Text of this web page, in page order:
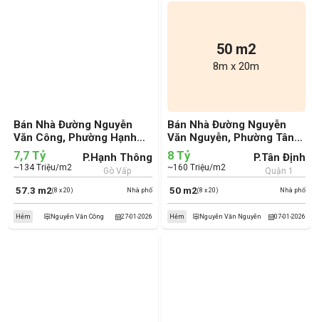
Bán Nhà Đường Nguyễn
Văn Công, Phường Hạnh
Thông, Quận Gò Vấp (cũ)
Nhà phố
57.3 m2(8 x 20)
7,7 Tỷ
~134 Triệu/m2
P.Hạnh Thông
Gò Vấp
27-01-2026
Hẻm Nguyễn Văn Công
50 m2
8m x 20m
Bán Nhà Đường Nguyễn
Văn Nguyễn, Phường Tân
Định, Quận 1 (cũ)
Nhà phố
50 m2(8 x 20)
8 Tỷ
~160 Triệu/m2
P.Tân Định
Quận 1
07-01-2026
Hẻm Nguyễn Văn Nguyễn